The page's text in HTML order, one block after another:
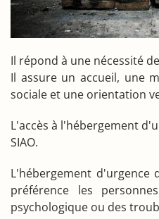
Il répond à une nécessité
Il assure un accueil, une
sociale et une orientation
L'accès à l'hébergement
SIAO.
L'hébergement d'urgence
préférence les
psychologique ou des